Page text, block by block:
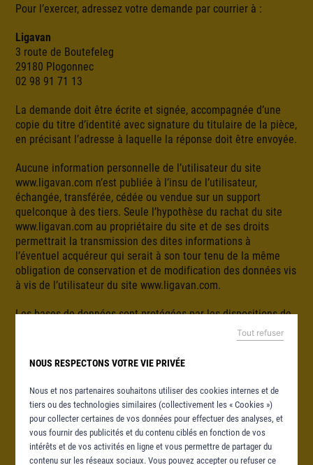
NOUS RESPECTONS VOTRE VIE PRIVÉE
Nous et nos partenaires souhaitons utiliser des cookies internes et de
tiers ou des technologies similaires (collectivement les « Cookies »)
pour collecter certaines de vos données pour effectuer des analyses, et
vous fournir des publicités et du contenu ciblés en fonction de vos
intérêts et de vos activités en ligne et vous permettre de partager du
contenu sur les réseaux sociaux. Vous pouvez accepter ou refuser ce
Tout refuser
Pour l’exercer, adressez votre demande par courrier à :
Ligavan
3 route de Boutefeleg
29180 Plogonnec
02 98 91 71 13
La demande doit être écrite et signée, accompagnée d’une
copie du titre d’identité avec signature du titulaire de la pièce,
en précisant l’adresse à laquelle la réponse doit être envoyée.
Aucune information personnelle de l’utilisateur du site
www.ligavan.com n’est publiée à l’insu de l’utilisateur,
échangée, transférée, cédée ou vendue sur un support
quelconque à des tiers. Seule l’hypothèse du rachat du site
www.ligavan.com au propriétaire du site et de ses droits
permettrait la transmission des dites informations à
l’éventuel acquéreur qui serait à son tour tenu de la même
obligation de conservation et de modification des données vis
à vis de l’utilisateur du site www.ligavan.com.
Les bases de données sont protégées par les dispositions de
la loi du 1er juillet 1998 transposant la directive 96/9 du 11
mars 1996 relative à la protection juridique des bases de
données.